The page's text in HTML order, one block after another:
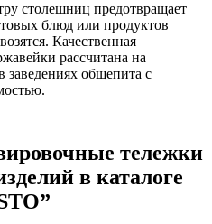
столешниц предотвращает
блюд или продуктов
Качественная
рассчитана на
общепита с
тележки
в каталоге